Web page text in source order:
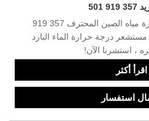
ATH® هو مستشعر درجة حرارة مياه الصين المحترف 357 919
مستشعر درجة حرارة الماء البارد
اقرأ أكثر
استفسار